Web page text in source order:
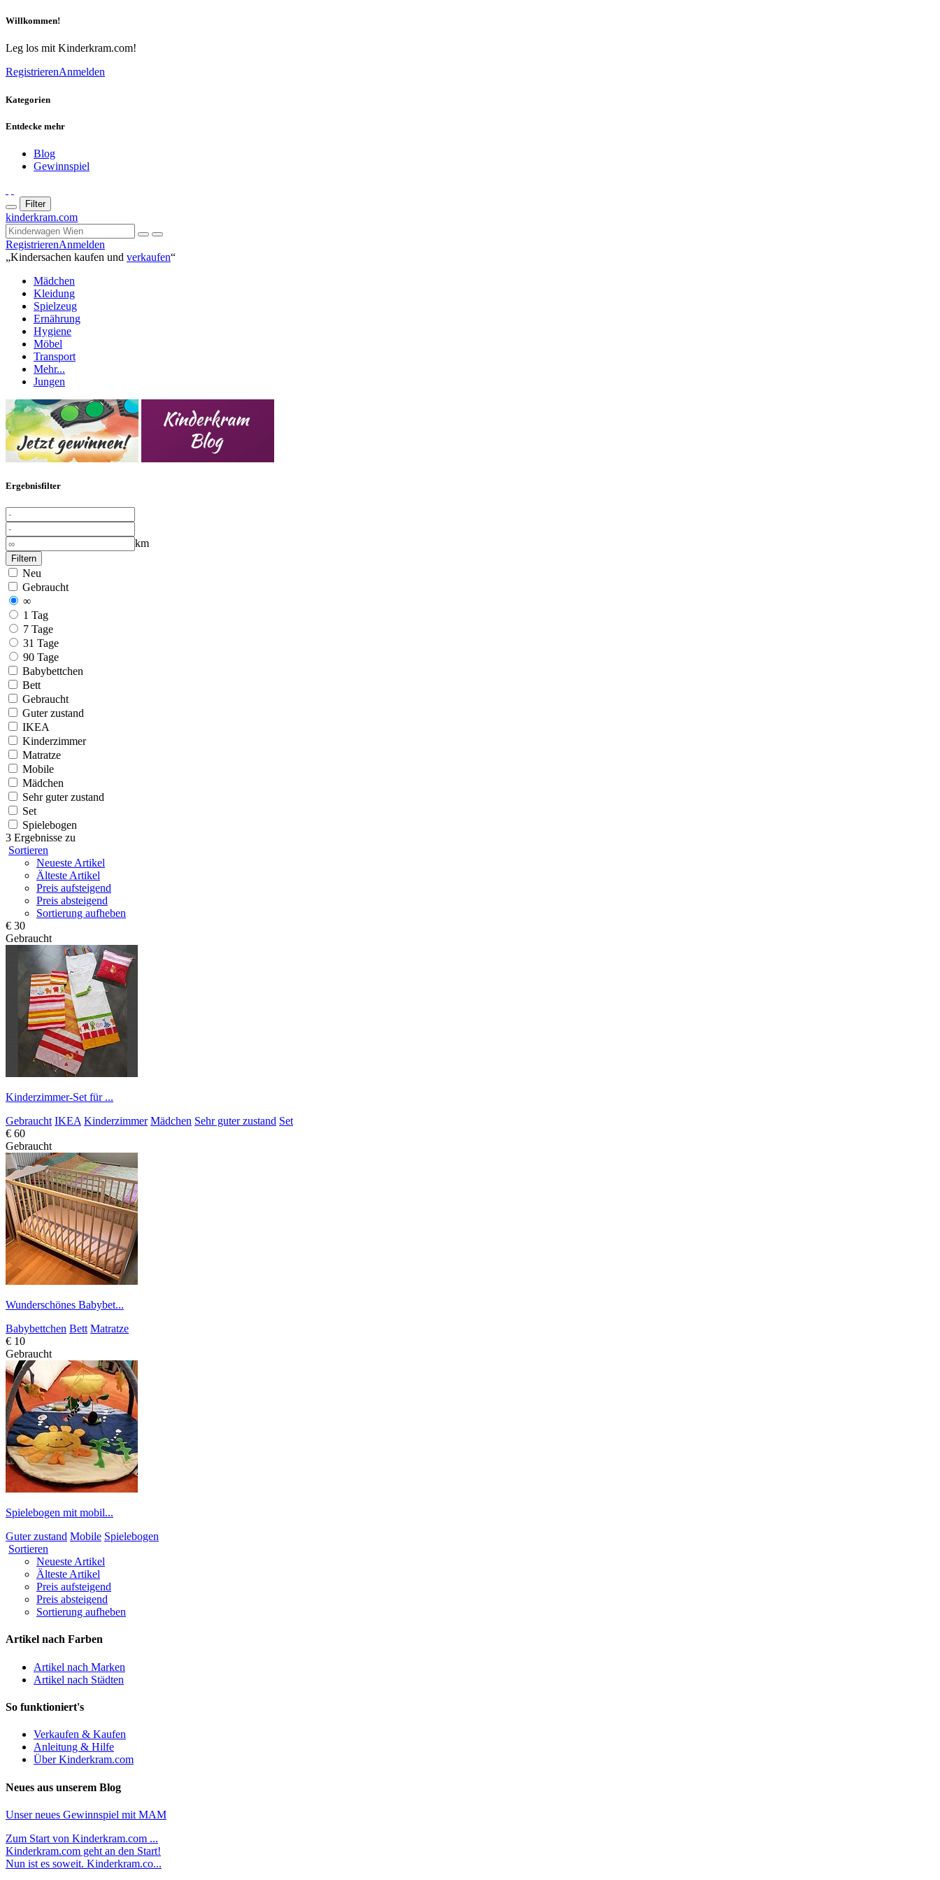
Willkommen!
Leg los mit Kinderkram.com!
RegistrierenAnmelden
Kategorien
Entdecke mehr
Blog
Gewinnspiel
Filter
kinderkram.com
RegistrierenAnmelden
„Kindersachen kaufen und verkaufen“
Mädchen
Kleidung
Spielzeug
Ernährung
Hygiene
Möbel
Transport
Mehr...
Jungen
Ergebnisfilter
km
Filtern
Neu
Gebraucht
∞
1 Tag
7 Tage
31 Tage
90 Tage
Babybettchen
Bett
Gebraucht
Guter zustand
IKEA
Kinderzimmer
Matratze
Mobile
Mädchen
Sehr guter zustand
Set
Spielebogen
3 Ergebnisse zu
Sortieren
Neueste Artikel
Älteste Artikel
Preis aufsteigend
Preis absteigend
Sortierung aufheben
€ 30
Gebraucht
Kinderzimmer-Set für ...
Gebraucht IKEA Kinderzimmer Mädchen Sehr guter zustand Set
€ 60
Gebraucht
Wunderschönes Babybet...
Babybettchen Bett Matratze
€ 10
Gebraucht
Spielebogen mit mobil...
Guter zustand Mobile Spielebogen
Sortieren
Neueste Artikel
Älteste Artikel
Preis aufsteigend
Preis absteigend
Sortierung aufheben
Artikel nach Farben
Artikel nach Marken
Artikel nach Städten
So funktioniert's
Verkaufen & Kaufen
Anleitung & Hilfe
Über Kinderkram.com
Neues aus unserem Blog
Unser neues Gewinnspiel mit MAM
Zum Start von Kinderkram.com ...
Kinderkram.com geht an den Start!
Nun ist es soweit. Kinderkram.co...